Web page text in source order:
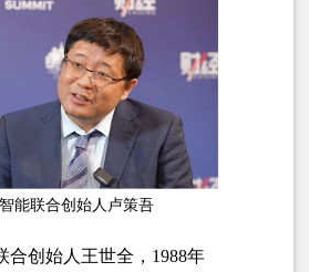
能联合创始人卢策吾
合创始人王世全 ，1988年